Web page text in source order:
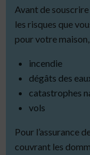
Avant de souscrire
les risques que
pour votre
incendie
dégâts des
catastrophes
vols
Pour l’assurance
couvrant les